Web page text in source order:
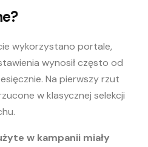
wykorzystano portale,
wynosił często od
Na pierwszy rzut
w klasycznej selekcji
w kampanii miały